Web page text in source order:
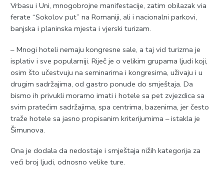
Vrbasu i Uni, mnogobrojne manifestacije, zatim obilazak via
ferate “Sokolov put” na Romaniji, ali i nacionalni parkovi,
banjska i planinska mjesta i vjerski turizam.
– Mnogi hoteli nemaju kongresne sale, a taj vid turizma je
isplativ i sve popularniji. Riječ je o velikim grupama ljudi koji,
osim što učestvuju na seminarima i kongresima, uživaju i u
drugim sadržajima, od gastro ponude do smještaja. Da
bismo ih privukli moramo imati i hotele sa pet zvjezdica sa
svim pratećim sadržajima, spa centrima, bazenima, jer često
traže hotele sa jasno propisanim kriterijumima – istakla je
Šimunova.
Ona je dodala da nedostaje i smještaja nižih kategorija za
veći broj ljudi, odnosno velike ture.